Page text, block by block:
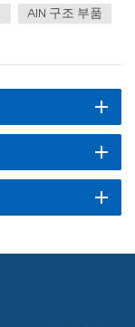
AlN 구조 부품